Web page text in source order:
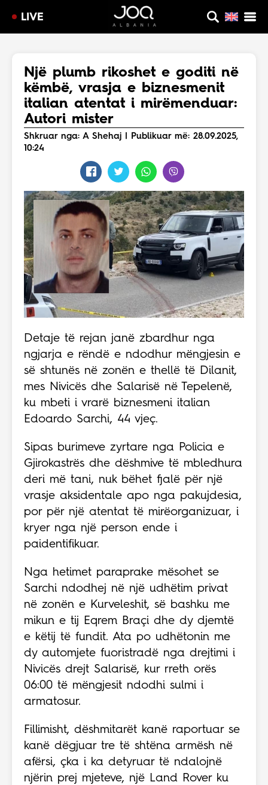
LIVE
Një plumb rikoshet e goditi në
këmbë, vrasja e biznesmenit
italian atentat i mirëmenduar:
Autori mister
Shkruar nga: A Shehaj | Publikuar më: 28.09.2025,
10:24
Detaje të rejan janë zbardhur nga
ngjarja e rëndë e ndodhur mëngjesin e
së shtunës në zonën e thellë të Dilanit,
mes Nivicës dhe Salarisë në Tepelenë,
ku mbeti i vrarë biznesmeni italian
Edoardo Sarchi, 44 vjeç.
Sipas burimeve zyrtare nga Policia e
Gjirokastrës dhe dëshmive të mbledhura
deri më tani, nuk bëhet fjalë për një
vrasje aksidentale apo nga pakujdesia,
por për një atentat të mirëorganizuar, i
kryer nga një person ende i
paidentifikuar.
Nga hetimet paraprake mësohet se
Sarchi ndodhej në një udhëtim privat
në zonën e Kurveleshit, së bashku me
mikun e tij Eqrem Braçi dhe dy djemtë
e këtij të fundit. Ata po udhëtonin me
dy automjete fuoristradë nga drejtimi i
Nivicës drejt Salarisë, kur rreth orës
06:00 të mëngjesit ndodhi sulmi i
armatosur.
Fillimisht, dëshmitarët kanë raportuar se
kanë dëgjuar tre të shtëna armësh në
afërsi, çka i ka detyruar të ndalojnë
njërin prej mjeteve, një Land Rover ku